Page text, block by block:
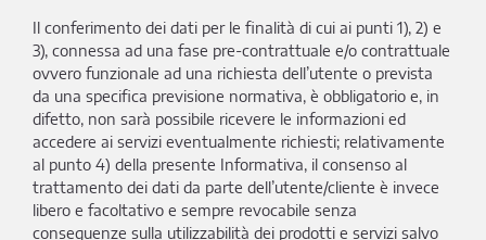
Il conferimento dei dati per le finalità di cui ai punti 1), 2) e
3), connessa ad una fase pre-contrattuale e/o contrattuale
ovvero funzionale ad una richiesta dell’utente o prevista
da una specifica previsione normativa, è obbligatorio e, in
difetto, non sarà possibile ricevere le informazioni ed
accedere ai servizi eventualmente richiesti; relativamente
al punto 4) della presente Informativa, il consenso al
trattamento dei dati da parte dell’utente/cliente è invece
libero e facoltativo e sempre revocabile senza
conseguenze sulla utilizzabilità dei prodotti e servizi salvo